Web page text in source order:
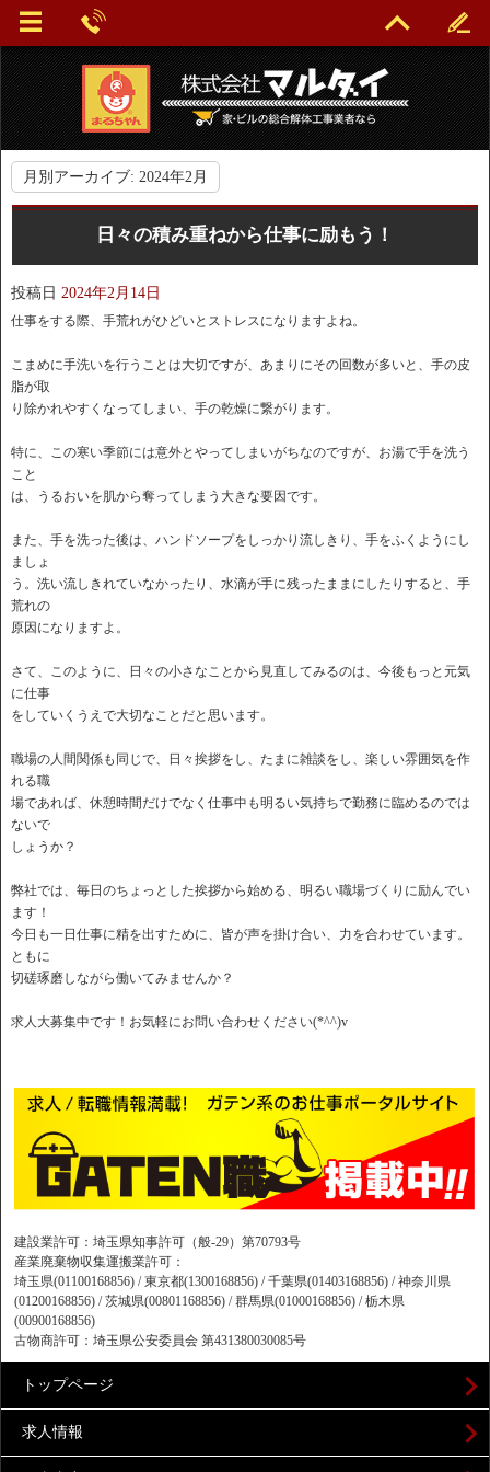
月別アーカイブ: 2024年2月
日々の積み重ねから仕事に励もう！
投稿日 2024年2月14日
仕事をする際、手荒れがひどいとストレスになりますよね。
こまめに手洗いを行うことは大切ですが、あまりにその回数が多いと、手の皮
脂が取
り除かれやすくなってしまい、手の乾燥に繋がります。
特に、この寒い季節には意外とやってしまいがちなのですが、お湯で手を洗う
こと
は、うるおいを肌から奪ってしまう大きな要因です。
また、手を洗った後は、ハンドソープをしっかり流しきり、手をふくようにし
ましょ
う。洗い流しきれていなかったり、水滴が手に残ったままにしたりすると、手
荒れの
原因になりますよ。
さて、このように、日々の小さなことから見直してみるのは、今後もっと元気
に仕事
をしていくうえで大切なことだと思います。
職場の人間関係も同じで、日々挨拶をし、たまに雑談をし、楽しい雰囲気を作
れる職
場であれば、休憩時間だけでなく仕事中も明るい気持ちで勤務に臨めるのでは
ないで
しょうか？
弊社では、毎日のちょっとした挨拶から始める、明るい職場づくりに励んでい
ます！
今日も一日仕事に精を出すために、皆が声を掛け合い、力を合わせています。
ともに
切磋琢磨しながら働いてみませんか？
求人大募集中です！お気軽にお問い合わせください(*^^)v
建設業許可：埼玉県知事許可（般-29）第70793号
産業廃棄物収集運搬業許可：
埼玉県(01100168856) / 東京都(1300168856) / 千葉県(01403168856) / 神奈川県
(01200168856) / 茨城県(00801168856) / 群馬県(01000168856) / 栃木県
(00900168856)
古物商許可：埼玉県公安委員会 第431380030085号
トップページ
求人情報